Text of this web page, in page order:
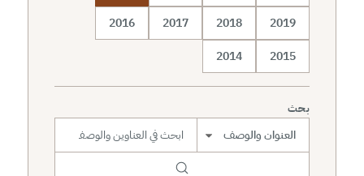
2019
2018
2017
2016
2015
2014
بحث